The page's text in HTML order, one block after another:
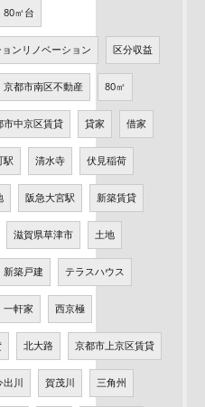
80㎡台
ンリノベーション 区分収益
京都市南区不動産 80㎡
市中京区賃貸 貸家 借家
駅 清水寺 伏見稲荷
阪急大宮駅 新築賃貸
滋賀県草津市 土地
新築戸建 テラスハウス
一軒家 西京極
北大路 京都市上京区賃貸
出川 賀茂川 三角州